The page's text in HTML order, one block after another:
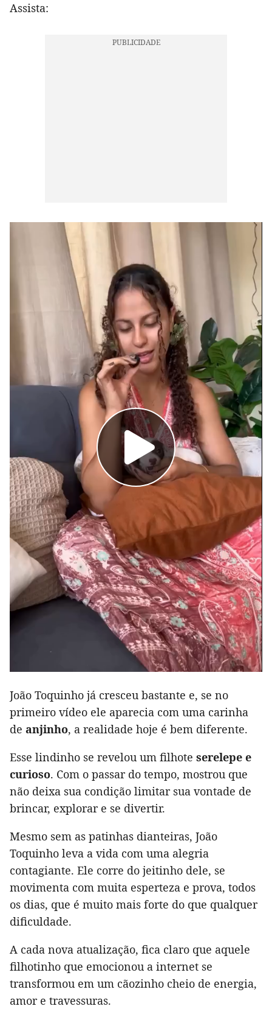
Assista:
João Toquinho já cresceu bastante e, se no
primeiro vídeo ele aparecia com uma carinha
de anjinho, a realidade hoje é bem diferente.
Esse lindinho se revelou um filhote serelepe e
curioso. Com o passar do tempo, mostrou que
não deixa sua condição limitar sua vontade de
brincar, explorar e se divertir.
Mesmo sem as patinhas dianteiras, João
Toquinho leva a vida com uma alegria
contagiante. Ele corre do jeitinho dele, se
movimenta com muita esperteza e prova, todos
os dias, que é muito mais forte do que qualquer
dificuldade.
A cada nova atualização, fica claro que aquele
filhotinho que emocionou a internet se
transformou em um cãozinho cheio de energia,
amor e travessuras.